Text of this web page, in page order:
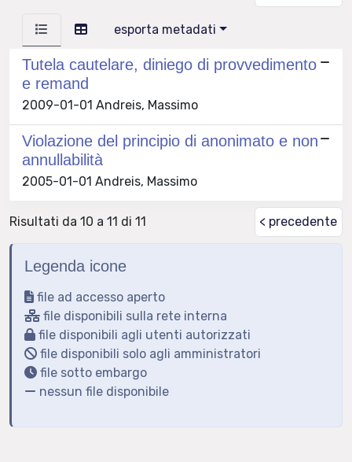
esporta metadati
Tutela cautelare, diniego di provvedimento
e remand
2009-01-01 Andreis, Massimo
Violazione del principio di anonimato e non
annullabilità
2005-01-01 Andreis, Massimo
Risultati da 10 a 11 di 11 < precedente
Legenda icone
file ad accesso aperto
file disponibili sulla rete interna
file disponibili agli utenti autorizzati
file disponibili solo agli amministratori
file sotto embargo
nessun file disponibile